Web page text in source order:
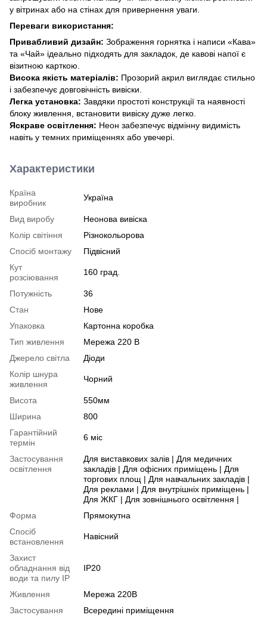
у вітринах або на стінах для привернення уваги.
Переваги використання:
Привабливий дизайн: Зображення горнятка і написи «Кава»
та «Чай» ідеально підходять для закладок, де кавові напої є
візитною карткою.
Висока якість матеріалів: Прозорий акрил виглядає стильно
і забезпечує довговічність вивіски.
Легка установка: Завдяки простоті конструкції та наявності
блоку живлення, встановити вивіску дуже легко.
Яскраве освітлення: Неон забезпечує відмінну видимість
навіть у темних приміщеннях або увечері.
Характеристики
Країна
виробник
Україна
Вид виробу
Неонова вивіска
Колір світіння
Різнокольорова
Спосіб монтажу
Підвісний
Кут
розсіювання
160 град.
Потужність
36
Стан
Нове
Упаковка
Картонна коробка
Тип живлення
Мережа 220 В
Джерело світла
Діоди
Колір шнура
живлення
Чорний
Висота
550мм
Ширина
800
Гарантійний
термін
6 міс
Застосування
освітлення
Для виставкових залів | Для медичних
закладів | Для офісних приміщень | Для
торгових площ | Для навчальних закладів |
Для реклами | Для внутрішніх приміщень |
Для ЖКГ | Для зовнішнього освітлення |
Форма
Прямокутна
Спосіб
встановлення
Навісний
Захист
обладнання від
води та пилу IP
IP20
Живлення
Мережа 220В
Застосування
Всередині приміщення